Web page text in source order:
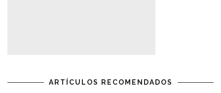
ARTÍCULOS RECOMENDADOS